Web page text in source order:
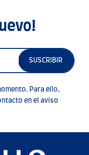
SUSCRIBIR
Para ello,
en el aviso